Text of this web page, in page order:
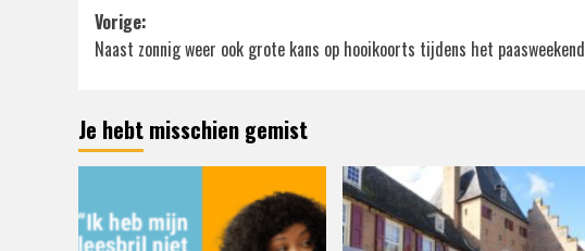
Bericht
navigatie
Vorige:
Naast zonnig weer ook grote kans op hooikoorts tijdens het paasweekend
Je hebt misschien gemist